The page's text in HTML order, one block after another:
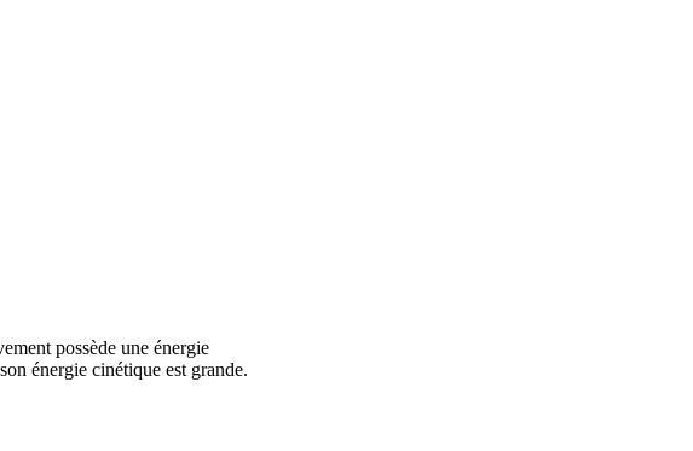
possède une énergie
énergie cinétique est grande.